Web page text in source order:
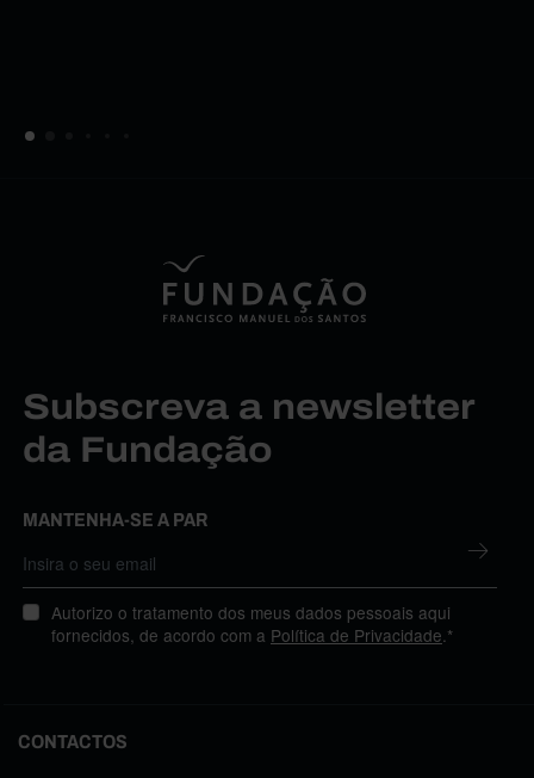
Subscreva a newsletter
da Fundação
MANTENHA-SE A PAR
Autorizo o tratamento dos meus dados pessoais aqui
fornecidos, de acordo com a Política de Privacidade .*
CONTACTOS